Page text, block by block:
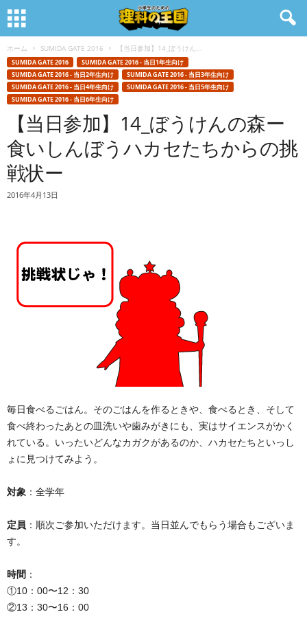
ホーム SUMIDA GATE 2016 【当日参加】14_ぼうけん...
SUMIDA GATE 2016
SUMIDA GATE 2016 - 当日1年生向け
SUMIDA GATE 2016 - 当日2年生向け
SUMIDA GATE 2016 - 当日3年生向け
SUMIDA GATE 2016 - 当日4年生向け
SUMIDA GATE 2016 - 当日5年生向け
SUMIDA GATE 2016 - 当日6年生向け
【当日参加】14_ぼうけんの森ー
食いしんぼうハカセたちからの挑
戦状ー
2016年4月13日
毎日食べるごはん。そのごはんを作るときや、食べるとき、そして
食べ終わったあとの皿洗いや歯みがきにも、実はサイエンスがかく
れている。いったいどんなカガクがあるのか、ハカセたちといっし
ょに見つけてみよう。
対象 ：全学年
定員 ：順次ご参加いただけます。当日並んでもらう場合もございま
す。
時間 ：
①10：00〜12：30
②13：30〜16：00